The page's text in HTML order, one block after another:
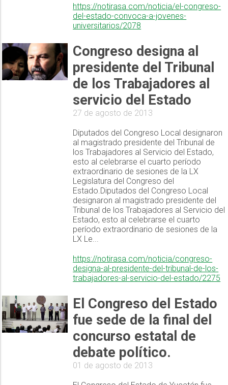
https://notirasa.com/noticia/el-congreso-
del-estado-convoca-a-jovenes-
universitarios/2078
Congreso designa al
presidente del Tribunal
de los Trabajadores al
servicio del Estado
27 de agosto de 2013
Diputados del Congreso Local designaron
al magistrado presidente del Tribunal de
los Trabajadores al Servicio del Estado,
esto al celebrarse el cuarto período
extraordinario de sesiones de la LX
Legislatura del Congreso del
Estado.Diputados del Congreso Local
designaron al magistrado presidente del
Tribunal de los Trabajadores al Servicio del
Estado, esto al celebrarse el cuarto
período extraordinario de sesiones de la
LX Le...
https://notirasa.com/noticia/congreso-
designa-al-presidente-del-tribunal-de-los-
trabajadores-al-servicio-del-estado/2275
El Congreso del Estado
fue sede de la final del
concurso estatal de
debate político.
01 de agosto de 2013